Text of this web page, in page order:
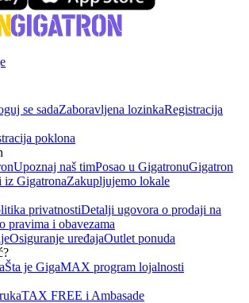
se sadaZaboravljena lozinkaRegistracija
poklona
Upoznaj naš timPosao u GigatronuGigatron
iz GigatronaZakupljujemo lokale
privatnostiDetalji ugovora o prodaji na
pravima i obavezama
Osiguranje uređajaOutlet ponuda
Šta je GigaMAX program lojalnosti
TAX FREE i Ambasade